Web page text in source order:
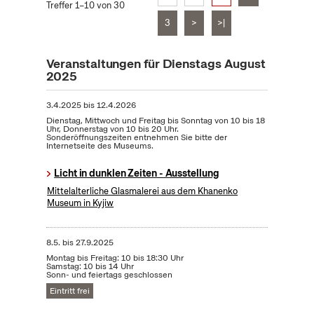
Treffer 1–10 von 30
3
> >|
Veranstaltungen für Dienstags August
2025
3.4.2025bis12.4.2026
Dienstag, Mittwoch und Freitag bis Sonntag von 10 bis 18
Uhr, Donnerstag von 10 bis 20 Uhr.
Sonderöffnungszeiten entnehmen Sie bitte der
Internetseite des Museums.
Licht in dunklen Zeiten - Ausstellung
Mittelalterliche Glasmalerei aus dem Khanenko
Museum in Kyjiw
8.5. bis27.9.2025
Montag bis Freitag: 10 bis 18:30 Uhr
Samstag: 10 bis 14 Uhr
Sonn- und feiertags geschlossen
Eintritt frei